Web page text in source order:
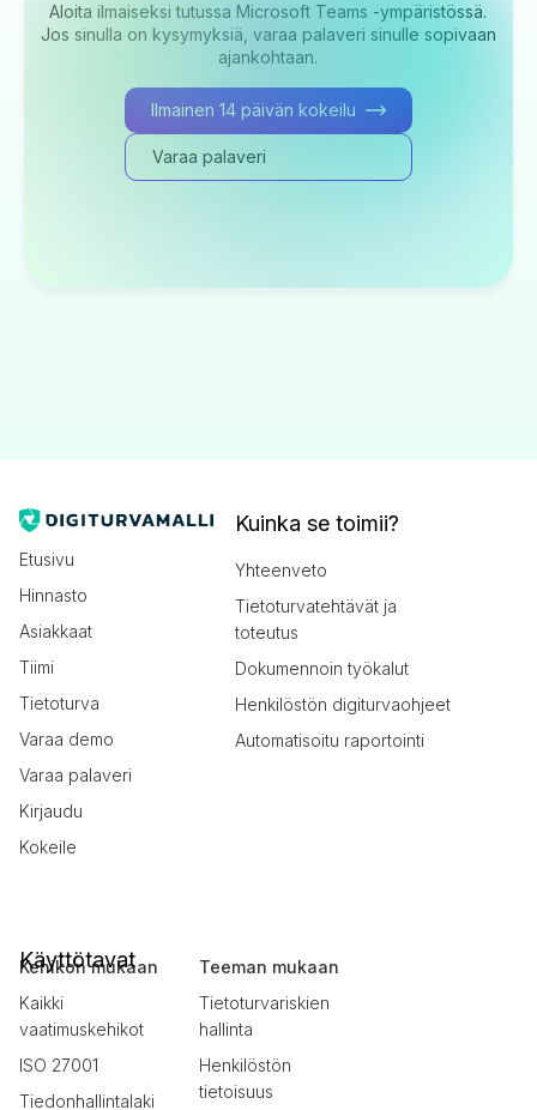
Aloita ilmaiseksi tutussa Microsoft Teams -ympäristössä.
Jos sinulla on kysymyksiä, varaa palaveri sinulle sopivaan
ajankohtaan.
Ilmainen 14 päivän kokeilu
Varaa palaveri
Etusivu
Hinnasto
Asiakkaat
Tiimi
Tietoturva
Varaa demo
Varaa palaveri
Kirjaudu
Kokeile
Kuinka se toimii?
Yhteenveto
Tietoturvatehtävät ja
toteutus
Dokumennoin työkalut
Henkilöstön digiturvaohjeet
Automatisoitu raportointi
Käyttötavat
Kehikon mukaan
Kaikki
vaatimuskehikot
ISO 27001
Tiedonhallintalaki
Teeman mukaan
Tietoturvariskien
hallinta
Henkilöstön
tietoisuus